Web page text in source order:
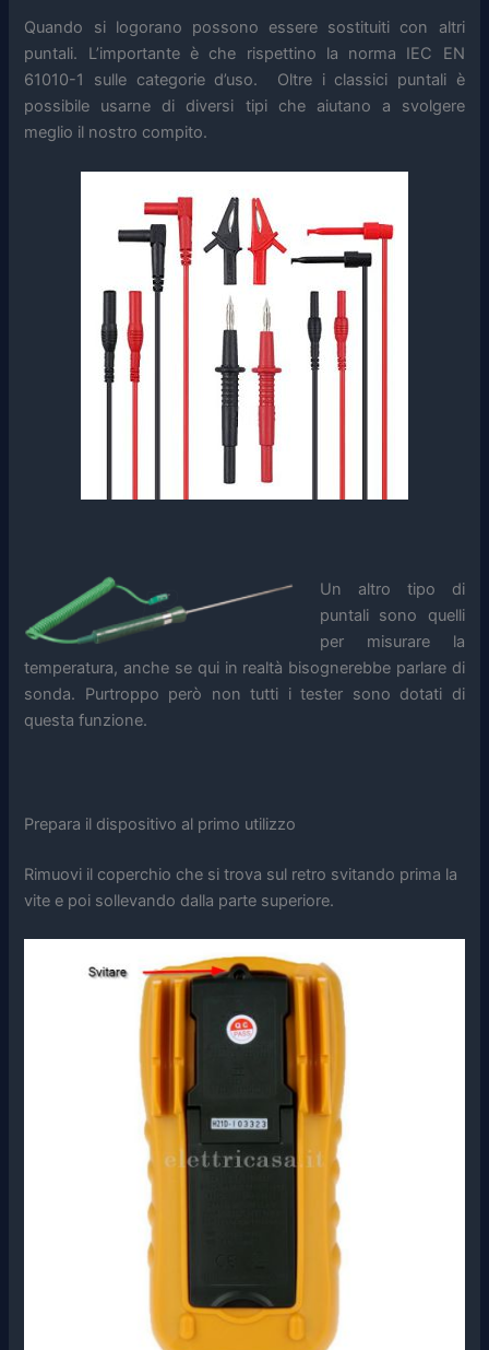
Quando si logorano possono essere sostituiti con altri
puntali. L’importante è che rispettino la norma IEC EN
61010-1 sulle categorie d’uso. Oltre i classici puntali è
possibile usarne di diversi tipi che aiutano a svolgere
meglio il nostro compito.
Un altro tipo di
puntali sono quelli
per misurare la
temperatura, anche se qui in realtà bisognerebbe parlare di
sonda. Purtroppo però non tutti i tester sono dotati di
questa funzione.
Prepara il dispositivo al primo utilizzo
Rimuovi il coperchio che si trova sul retro svitando prima la
vite e poi sollevando dalla parte superiore.